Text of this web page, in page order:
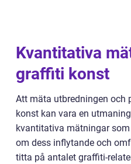
Kvantitativa
graffiti konst
Att mäta utbredningen och
konst kan vara en
kvantitativa mätningar
om dess inflytande och
titta på antalet graffiti-